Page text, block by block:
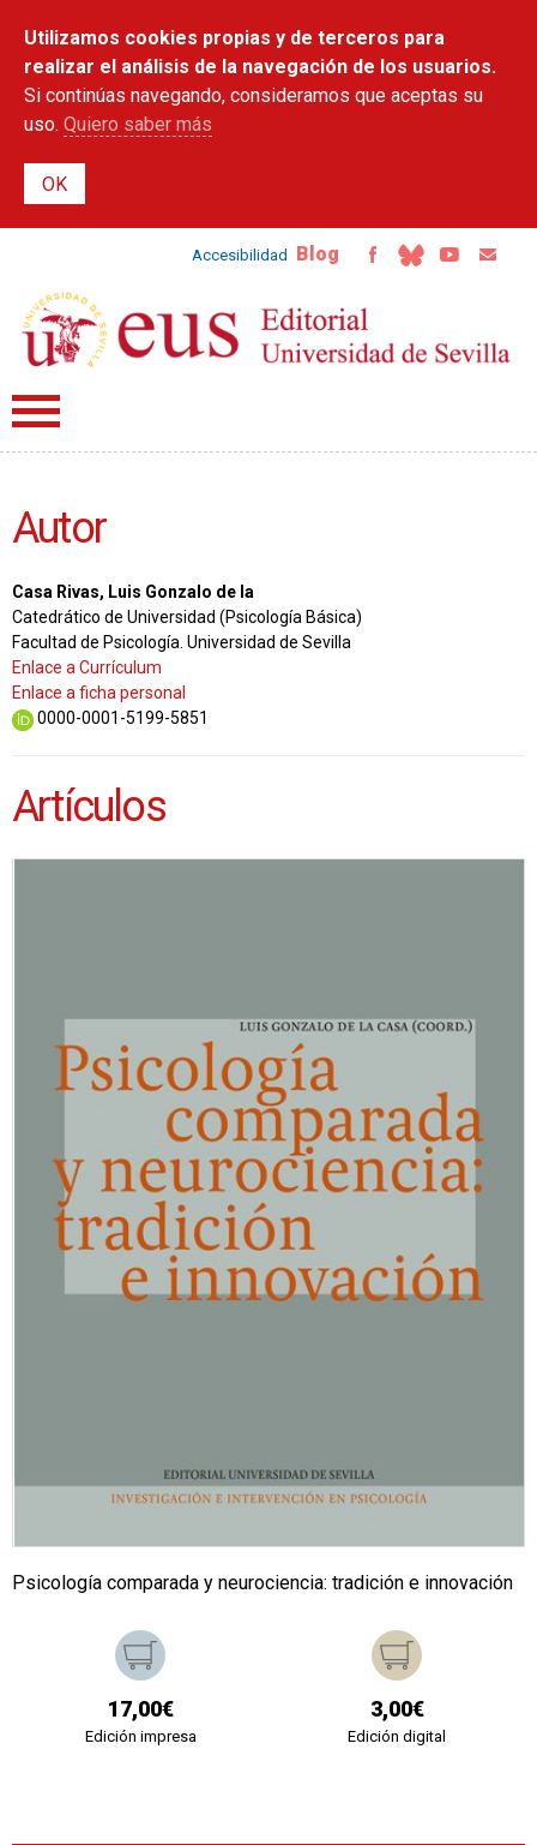
contenido
principal
Utilizamos cookies propias y de terceros para
realizar el análisis de la navegación de los usuarios.
Si continúas navegando, consideramos que aceptas su
uso. Quiero saber más
Accesibilidad Blog
Autor
Casa Rivas, Luis Gonzalo de la
Catedrático de Universidad (Psicología Básica)
Facultad de Psicología. Universidad de Sevilla
Enlace a Currículum
Enlace a ficha personal
0000-0001-5199-5851
Artículos
Psicología comparada y neurociencia: tradición e innovación
17,00€
Edición impresa
3,00€
Edición digital